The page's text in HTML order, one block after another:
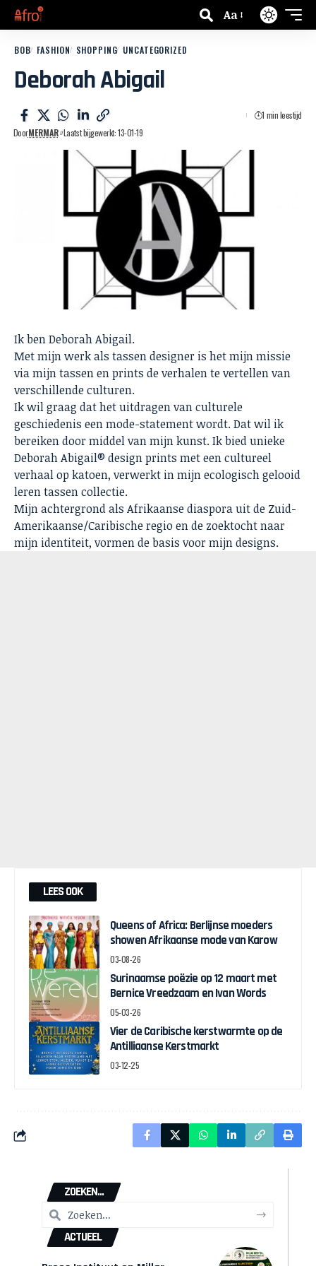
Aa
BOB FASHION SHOPPING UNCATEGORIZED
Deborah Abigail
DoorMERMAR Laatst bijgewerkt: 13-01-19
1 min leestijd
Ik ben Deborah Abigail.
Met mijn werk als tassen designer is het mijn missie
via mijn tassen en prints de verhalen te vertellen van
verschillende culturen.
Ik wil graag dat het uitdragen van culturele
geschiedenis een mode-statement wordt. Dat wil ik
bereiken door middel van mijn kunst. Ik bied unieke
Deborah Abigail® design prints met een cultureel
verhaal op katoen, verwerkt in mijn ecologisch gelooid
leren tassen collectie.
Mijn achtergrond als Afrikaanse diaspora uit de Zuid-
Amerikaanse/Caribische regio en de zoektocht naar
mijn identiteit, vormen de basis voor mijn designs.
LEES OOK
Queens of Africa: Berlijnse moeders
showen Afrikaanse mode van Karow
03-08-26
Surinaamse poëzie op 12 maart met
Bernice Vreedzaam en Ivan Words
05-03-26
Vier de Caribische kerstwarmte op de
Antilliaanse Kerstmarkt
03-12-25
ZOEKEN...
ACTUEEL